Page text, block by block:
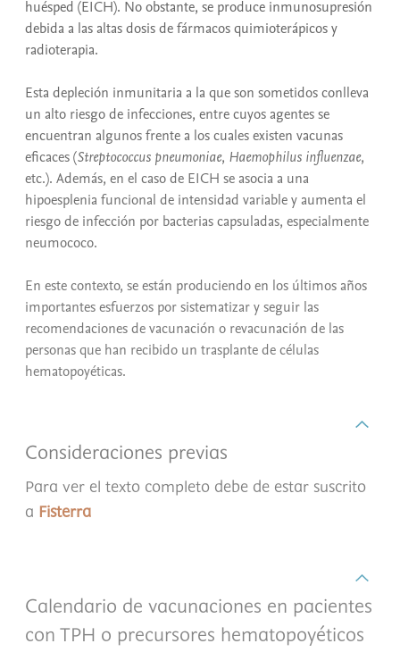
huésped (EICH). No obstante, se produce inmunosupresión
debida a las altas dosis de fármacos quimioterápicos y
radioterapia.
Esta depleción inmunitaria a la que son sometidos conlleva
un alto riesgo de infecciones, entre cuyos agentes se
encuentran algunos frente a los cuales existen vacunas
eficaces (Streptococcus pneumoniae, Haemophilus influenzae,
etc.). Además, en el caso de EICH se asocia a una
hipoesplenia funcional de intensidad variable y aumenta el
riesgo de infección por bacterias capsuladas, especialmente
neumococo.
En este contexto, se están produciendo en los últimos años
importantes esfuerzos por sistematizar y seguir las
recomendaciones de vacunación o revacunación de las
personas que han recibido un trasplante de células
hematopoyéticas.
Consideraciones previas
Para ver el texto completo debe de estar suscrito
a Fisterra
Calendario de vacunaciones en pacientes
con TPH o precursores hematopoyéticos